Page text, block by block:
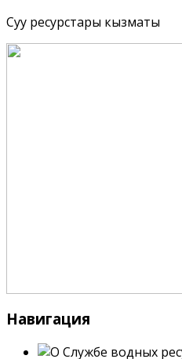
Суу ресурстары кызматы
Навигация